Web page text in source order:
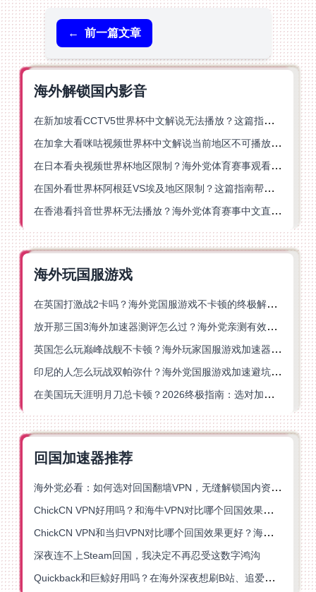
← 前一篇文章
海外解锁国内影音
在新加坡看CCTV5世界杯中文解说无法播放？这篇指南帮你解锁海外体育直播自由
在加拿大看咪咕视频世界杯中文解说当前地区不可播放？这篇指南帮你一键解决
在日本看央视频世界杯地区限制？海外党体育赛事观看终极指南
在国外看世界杯阿根廷VS埃及地区限制？这篇指南帮你搞定中文直播+解说
在香港看抖音世界杯无法播放？海外党体育赛事中文直播终极指南
海外玩国服游戏
在英国打激战2卡吗？海外党国服游戏不卡顿的终极解决方案
放开那三国3海外加速器测评怎么过？海外党亲测有效的国服游戏加速指南
英国怎么玩巅峰战舰不卡顿？海外玩家国服游戏加速器终极指南
印尼的人怎么玩战双帕弥什？海外党国服游戏加速避坑指南
在美国玩天涯明月刀总卡顿？2026终极指南：选对加速器让你丝滑连招
回国加速器推荐
海外党必看：如何选对回国翻墙VPN，无缝解锁国内资源？
ChickCN VPN好用吗？和海牛VPN对比哪个回国效果更好？
ChickCN VPN和当归VPN对比哪个回国效果更好？海外党亲测后选了它
深夜连不上Steam回国，我决定不再忍受这数字鸿沟
Quickback和巨鲸好用吗？在海外深夜想刷B站、追爱奇艺的你，或许正需要这份答案